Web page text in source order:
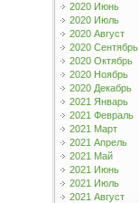
2020 Июнь
2020 Июль
2020 Август
2020 Сентябрь
2020 Октябрь
2020 Ноябрь
2020 Декабрь
2021 Январь
2021 Февраль
2021 Март
2021 Апрель
2021 Май
2021 Июнь
2021 Июль
2021 Август